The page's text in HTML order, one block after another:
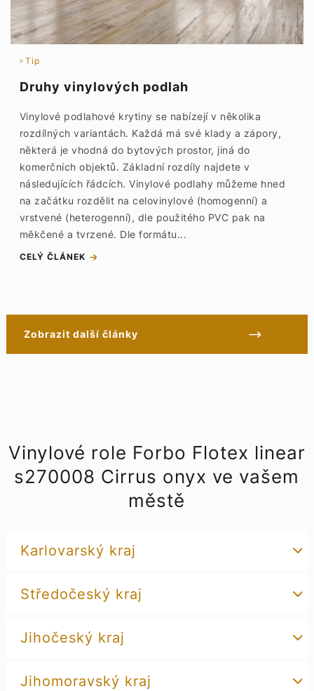
Tip
Druhy vinylových podlah
Vinylové podlahové krytiny se nabízejí v několika
rozdílných variantách. Každá má své klady a zápory,
některá je vhodná do bytových prostor, jiná do
komerčních objektů. Základní rozdíly najdete v
následujících řádcích. Vinylové podlahy můžeme hned
na začátku rozdělit na celovinylové (homogenní) a
vrstvené (heterogenní), dle použitého PVC pak na
měkčené a tvrzené. Dle formátu...
CELÝ ČLÁNEK
Zobrazit další články
Vinylové role Forbo Flotex linear
s270008 Cirrus onyx ve vašem
městě
Karlovarský kraj
Středočeský kraj
Jihočeský kraj
Jihomoravský kraj